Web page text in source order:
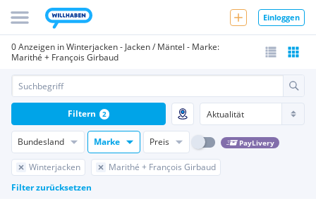
Einloggen
0 Anzeigen in Winterjacken - Jacken / Mäntel - Marke:
Marithé + François Girbaud
Bundesland Marke Preis PayLivery
Winterjacken
Marithé + François Girbaud
Filter zurücksetzen
Filtern 2